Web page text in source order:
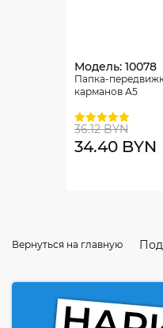
Модель: 10078
Папка-
карманов А5
36.12 BYN
34.40 BYN
Вернуться на главную